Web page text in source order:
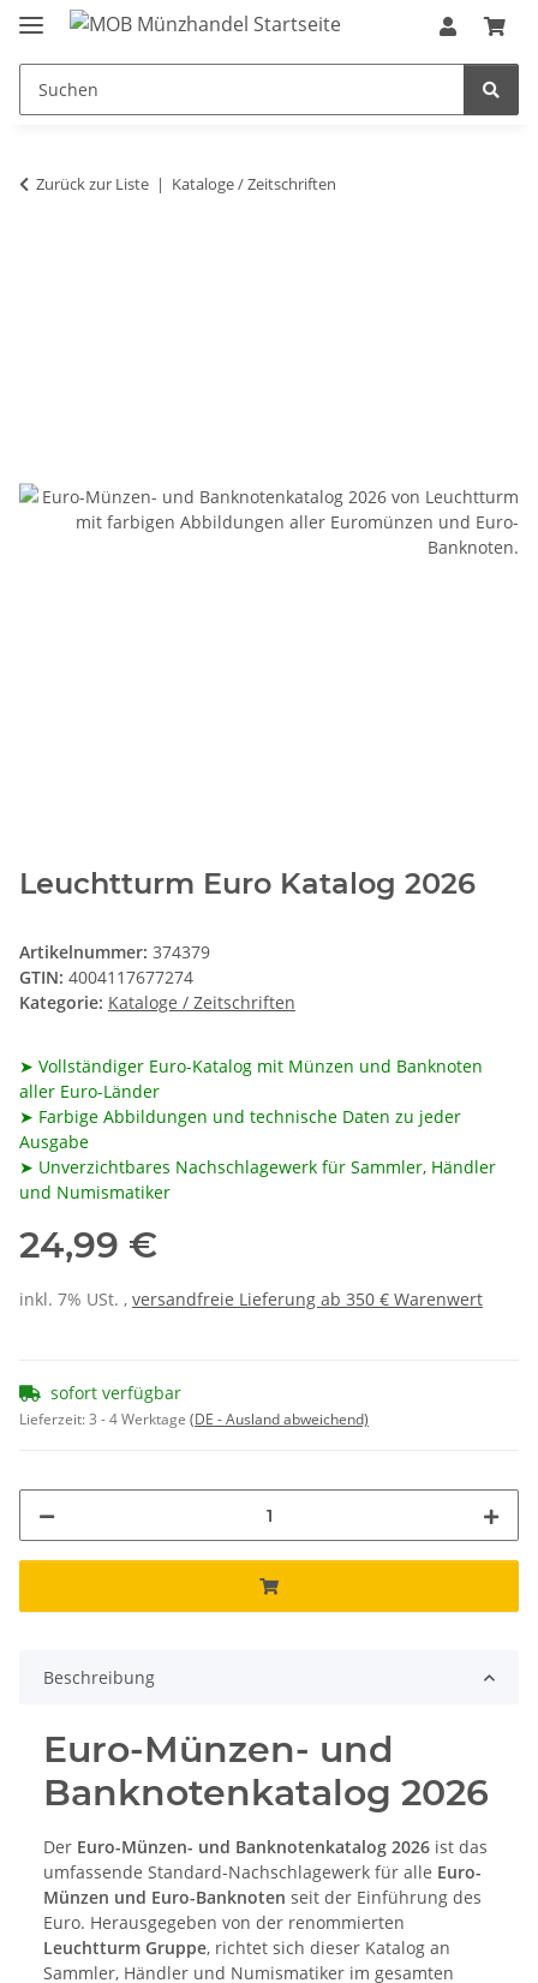
Zurück zur Liste Kataloge / Zeitschriften
Leuchtturm Euro Katalog 2026
Artikelnummer: 374379
GTIN: 4004117677274
Kategorie: Kataloge / Zeitschriften
➤ Vollständiger Euro-Katalog mit Münzen und Banknoten
aller Euro-Länder
➤ Farbige Abbildungen und technische Daten zu jeder
Ausgabe
➤ Unverzichtbares Nachschlagewerk für Sammler, Händler
und Numismatiker
24,99 €
inkl. 7% USt. , versandfreie Lieferung ab 350 € Warenwert
sofort verfügbar
Lieferzeit:3 - 4 Werktage (DE - Ausland abweichend)
Beschreibung
Euro-Münzen- und
Banknotenkatalog 2026
Der Euro-Münzen- und Banknotenkatalog 2026 ist das
umfassende Standard-Nachschlagewerk für alle Euro-
Münzen und Euro-Banknoten seit der Einführung des
Euro. Herausgegeben von der renommierten
Leuchtturm Gruppe, richtet sich dieser Katalog an
Sammler, Händler und Numismatiker im gesamten